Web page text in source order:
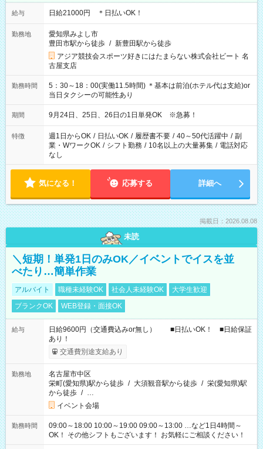
給与 日給21000円 ＊日払いOK！
勤務地
愛知県みよし市
豊田市駅から徒歩 / 新豊田駅から徒歩
アジア競技会スポーツ好きにはたまらない株式会社ビート 名
古屋支店
勤務時間
5：30～18：00(実働11.5時間) ＊基本は前泊(ホテル代は支給)or
当日タクシーの可能性あり
期間 9月24日、25日、26日の1日単発OK ※急募！
特徴 週1日からOK / 日払いOK / 履歴書不要 / 40～50代活躍中 / 副
業・WワークOK / シフト勤務 / 10名以上の大量募集 / 電話対応
なし
気になる！ 応募する 詳細へ
掲載日：2026.08.08
未読
＼短期！単発1日のみOK／イベントでイスを並
べたり…簡単作業
アルバイト 職種未経験OK 社会人未経験OK
大学生歓迎
ブランクOK
WEB登録・面接OK
給与
日給9600円（交通費込みor無し） ■日払いOK！ ■日給保証
あり！
交通費別途支給あり
勤務地
名古屋市中区
栄町(愛知県)駅から徒歩 / 大須観音駅から徒歩 / 栄(愛知県)駅
から徒歩 / …
イベント会場
勤務時間
09:00～18:00 10:00～19:00 09:00～13:00 …など1日4時間～
OK！ その他シフトもございます！ お気軽にご相談ください！